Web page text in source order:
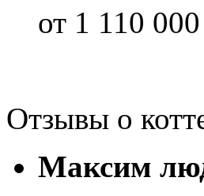
от 1 110 000
Отзывы о
Максим